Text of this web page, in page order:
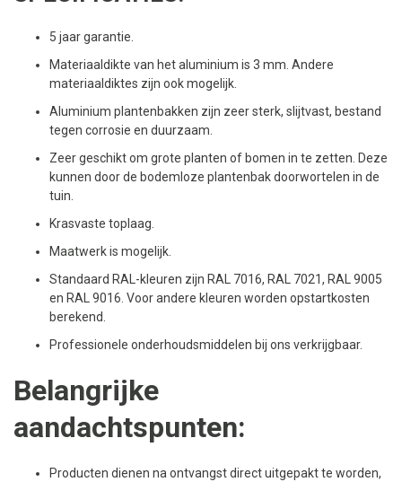
5 jaar garantie.
Materiaaldikte van het aluminium is 3 mm. Andere
materiaaldiktes zijn ook mogelijk.
Aluminium plantenbakken zijn zeer sterk, slijtvast, bestand
tegen corrosie en duurzaam.
Zeer geschikt om grote planten of bomen in te zetten. Deze
kunnen door de bodemloze plantenbak doorwortelen in de
tuin.
Krasvaste toplaag.
Maatwerk is mogelijk.
Standaard RAL-kleuren zijn RAL 7016, RAL 7021, RAL 9005
en RAL 9016. Voor andere kleuren worden opstartkosten
berekend.
Professionele onderhoudsmiddelen bij ons verkrijgbaar.
Belangrijke
aandachtspunten:
Producten dienen na ontvangst direct uitgepakt te worden,